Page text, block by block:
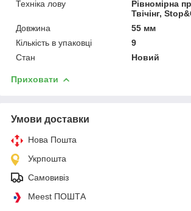
Техніка лову
Рівномірна
Твічінг,
Довжина
55 мм
Кількість в упаковці
9
Стан
Новий
Приховати
Умови доставки
Нова Пошта
Укрпошта
Самовивіз
Meest ПОШТА